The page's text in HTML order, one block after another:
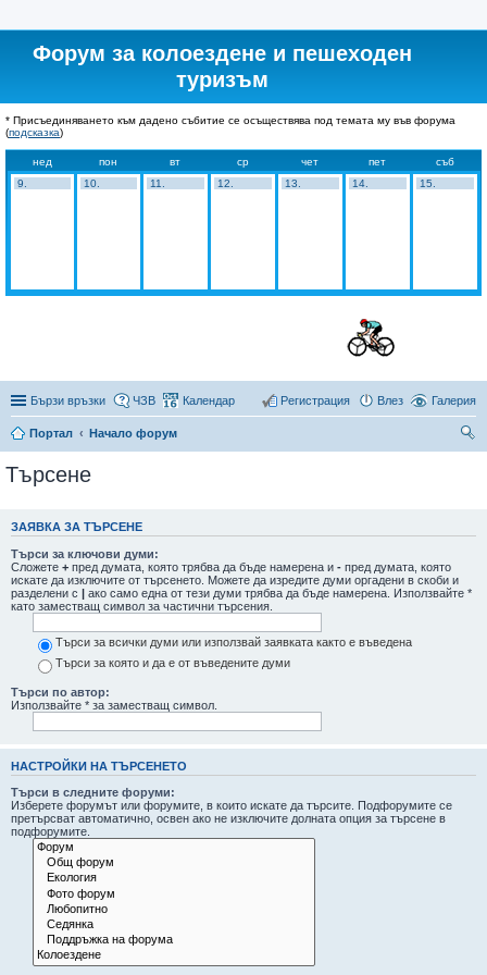
Форум за колоездене и пешеходен
туризъм
* Присъединяването към дадено събитие се осъществява под темата му във форума
(подсказка)
нед пон вт ср чет пет
съб
9.
10. 11. 12. 13. 14. 15.
Бързи връзки Галерия
ЧЗВ Календар Влез
Регистрация
Портал
Начало форум
Търсене
ЗАЯВКА ЗА ТЪРСЕНЕ
Търси за ключови думи:
Сложете + пред думата, която трябва да бъде намерена и - пред думата, която
искате да изключите от търсенето. Можете да изредите думи оргадени в скоби и
разделени с | ако само една от тези думи трябва да бъде намерена. Използвайте *
като заместващ символ за частични търсения.
Търси за всички думи или използвай заявката както е въведена
Търси за която и да е от въведените думи
Търси по автор:
Използвайте * за заместващ символ.
НАСТРОЙКИ НА ТЪРСЕНЕТО
Търси в следните форуми:
Изберете форумът или форумите, в които искате да търсите. Подфорумите се
претърсват автоматично, освен ако не изключите долната опция за търсене в
подфорумите.